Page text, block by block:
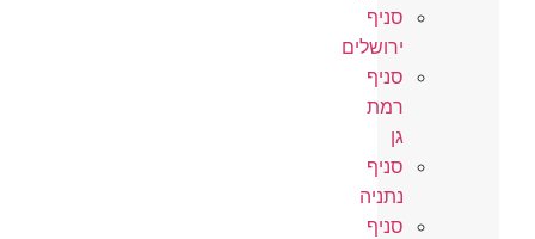
סניף
ירושלים
סניף
רמת
גן
סניף
נתניה
סניף